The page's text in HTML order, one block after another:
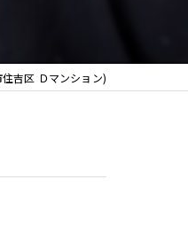
吉区 Ｄマンション)